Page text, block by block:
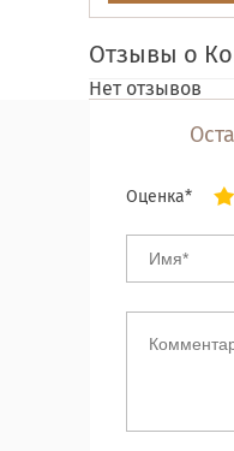
Отзывы о
Нет отзывов
Оценка*